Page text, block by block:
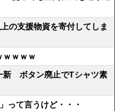
の支援物資を寄付してしま
ｗｗｗｗ
新 ボタン廃止でTシャツ素
って言うけど・・・